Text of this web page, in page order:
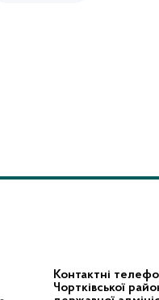
Контактні
Чортківської